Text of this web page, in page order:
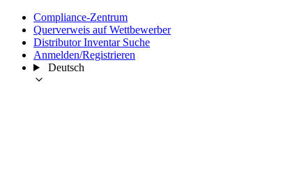
Compliance-Zentrum
Querverweis auf Wettbewerber
Distributor Inventar Suche
Anmelden/Registrieren
Deutsch